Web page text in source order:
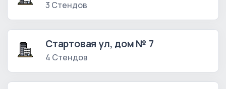
3 Стендов
Стартовая ул, дом № 7
4 Стендов